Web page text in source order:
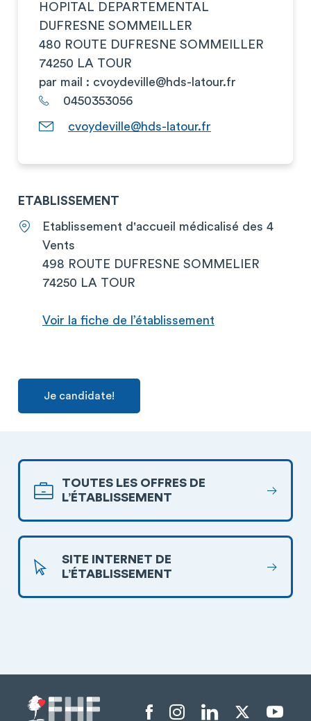
HOPITAL DEPARTEMENTAL
DUFRESNE SOMMEILLER
480 ROUTE DUFRESNE SOMMEILLER
74250 LA TOUR
par mail : cvoydeville@hds-latour.fr
0450353056
cvoydeville@hds-latour.fr
ETABLISSEMENT
Etablissement d'accueil médicalisé des 4
Vents
498 ROUTE DUFRESNE SOMMELIER
74250 LA TOUR
Voir la fiche de l’établissement
Je candidate!
TOUTES LES OFFRES DE
L’ÉTABLISSEMENT
SITE INTERNET DE
L’ÉTABLISSEMENT